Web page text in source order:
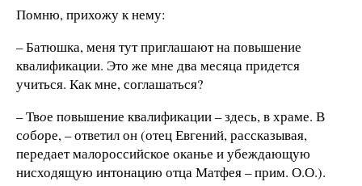
Помню, прихожу к нему:
– Батюшка, меня тут приглашают на повышение
квалификации. Это же мне два месяца придется
учиться. Как мне, соглашаться?
– Твое повышение квалификации – здесь, в храме. В
соборе, – ответил он (отец Евгений, рассказывая,
передает малороссийское оканье и убеждающую
нисходящую интонацию отца Матфея – прим. О.О.).